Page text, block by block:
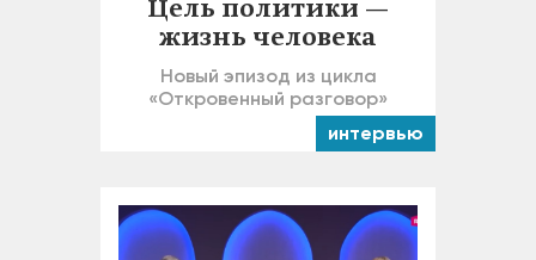
Цель политики —
жизнь человека
Новый эпизод из цикла
«Откровенный разговор»
интервью